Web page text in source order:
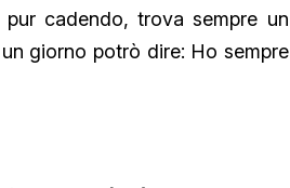
cadendo, trova sempre un
giorno potrò dire: Ho sempre